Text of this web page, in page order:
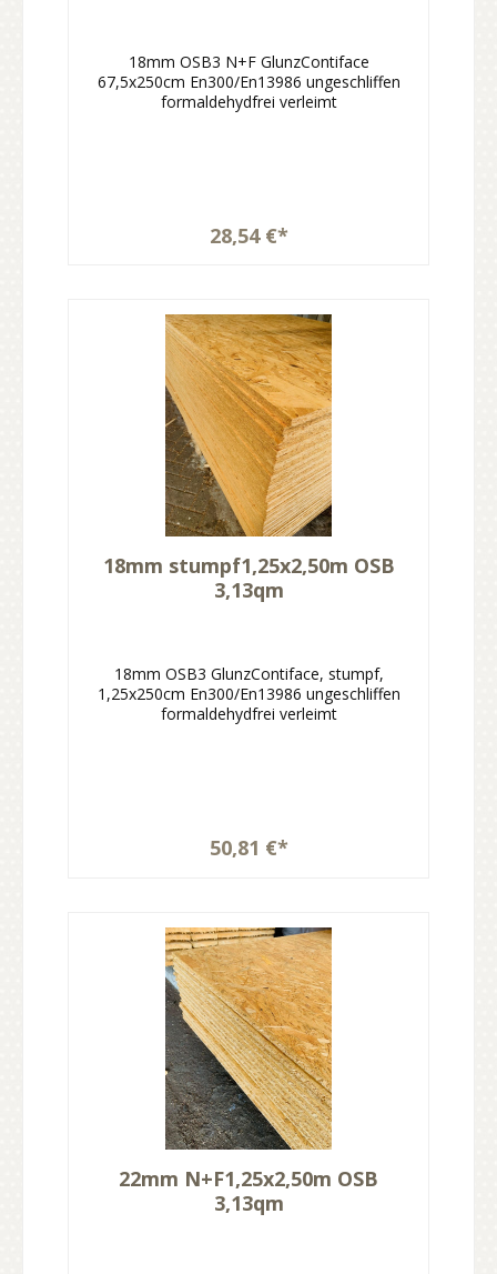
18mm OSB3 N+F GlunzContiface
67,5x250cm En300/En13986 ungeschliffen
formaldehydfrei verleimt
28,54 €*
18mm stumpf1,25x2,50m OSB
3,13qm
18mm OSB3 GlunzContiface, stumpf,
1,25x250cm En300/En13986 ungeschliffen
formaldehydfrei verleimt
50,81 €*
22mm N+F1,25x2,50m OSB
3,13qm